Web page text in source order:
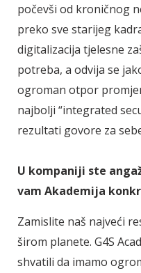
počevši od kroničnog
preko sve starijeg
digitalizacija tjelesne
potreba, a odvija se
ogroman otpor
najbolji “integrated
rezultati govore za
U kompaniji ste
vam Akademija
Zamislite naš najveći
širom planete. G4S
shvatili da imamo